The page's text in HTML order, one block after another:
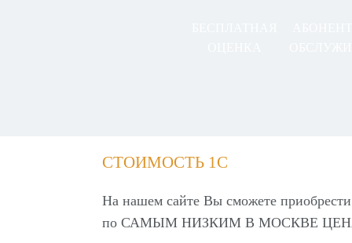
СТОИМОСТЬ 1С
На нашем сайте Вы сможете
по САМЫМ НИЗКИМ В МОСКВЕ